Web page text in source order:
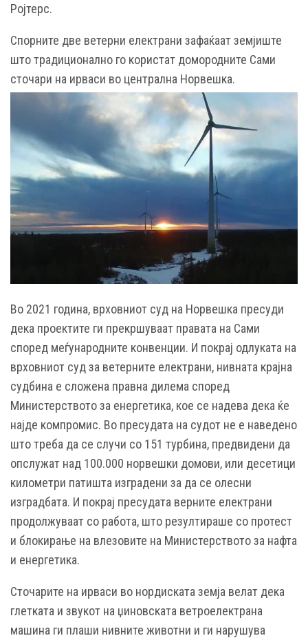
Ројтерс.
Спорните две ветерни електрани зафаќаат земјиште
што традиционално го користат домородните Сами
сточари на ирваси во централна Норвешка.
Во 2021 година, врховниот суд на Норвешка пресуди
дека проектите ги прекршуваат правата на Сами
според меѓународните конвенции. И покрај одлуката на
врховниот суд за ветерните електрани, нивната крајна
судбина е сложена правна дилема според
Министерството за енергетика, кое се надева дека ќе
најде компромис. Во пресудата на судот не е наведено
што треба да се случи со 151 турбина, предвидени да
опслужат над 100.000 норвешки домови, или десетици
километри патишта изградени за да се олесни
изградбата. И покрај пресудата верните електрани
продолжуваат со работа, што резултираше со протест
и блокирање на влезовите на Министерството за нафта
и енергетика.
Сточарите на ирваси во нордиската земја велат дека
глетката и звукот на џиновската ветроелектрана
машина ги плаши нивните животни и ги нарушува